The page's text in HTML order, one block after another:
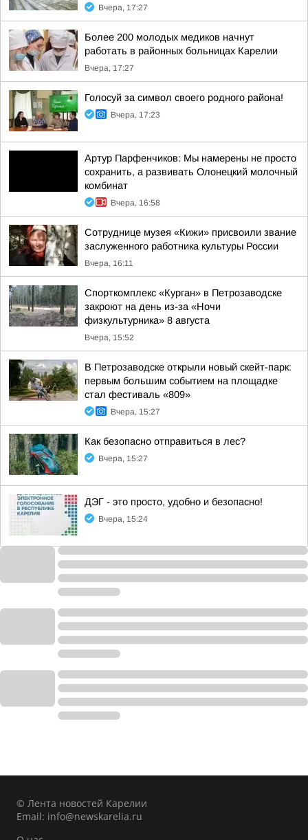
Вчера, 17:27
Более 200 молодых медиков начнут
работать в районных больницах Карелии
Вчера, 17:27
Голосуй за символ своего родного района!
Вчера, 17:23
Артур Парфенчиков: Мы намерены не просто
сохранить, а развивать Олонецкий молочный
комбинат
Вчера, 16:58
Сотруднице музея «Кижи» присвоили звание
заслуженного работника культуры России
Вчера, 16:11
Спорткомплекс «Курган» в Петрозаводске
закроют на день из-за «Ночи
физкультурника» 8 августа
Вчера, 15:52
В Петрозаводске открыли новый скейт-парк:
первым большим событием на площадке
стал фестиваль «809»
Вчера, 15:27
Как безопасно отправиться в лес?
Вчера, 15:27
ДЭГ - это просто, удобно и безопасно!
Вчера, 15:24
© Лента новостей Карелии
Email: info@newskarelia.ru